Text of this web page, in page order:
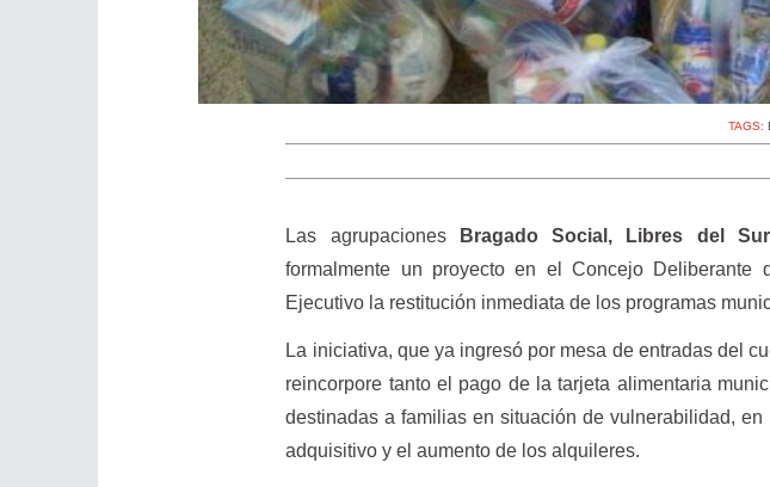
TAGS:
Las agrupaciones Bragado Social, Libres del
formalmente un proyecto en el Concejo Deliberante
Ejecutivo la restitución inmediata de los programas
La iniciativa, que ya ingresó por mesa de entradas del
reincorpore tanto el pago de la tarjeta alimentaria
destinadas a familias en situación de vulnerabilidad,
adquisitivo y el aumento de los alquileres.